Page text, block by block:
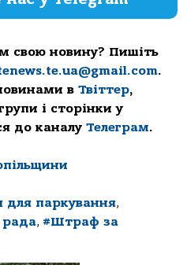
свою новину? Пишіть
.
в Твіттер,
і сторінки у
до каналу Телеграм.
для паркування,
рада, #Штраф за